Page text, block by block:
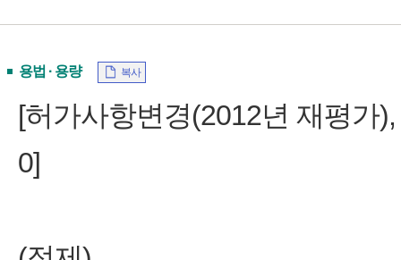
용법 · 용량 복사
[허가사항변경(2012년 재평가
0]